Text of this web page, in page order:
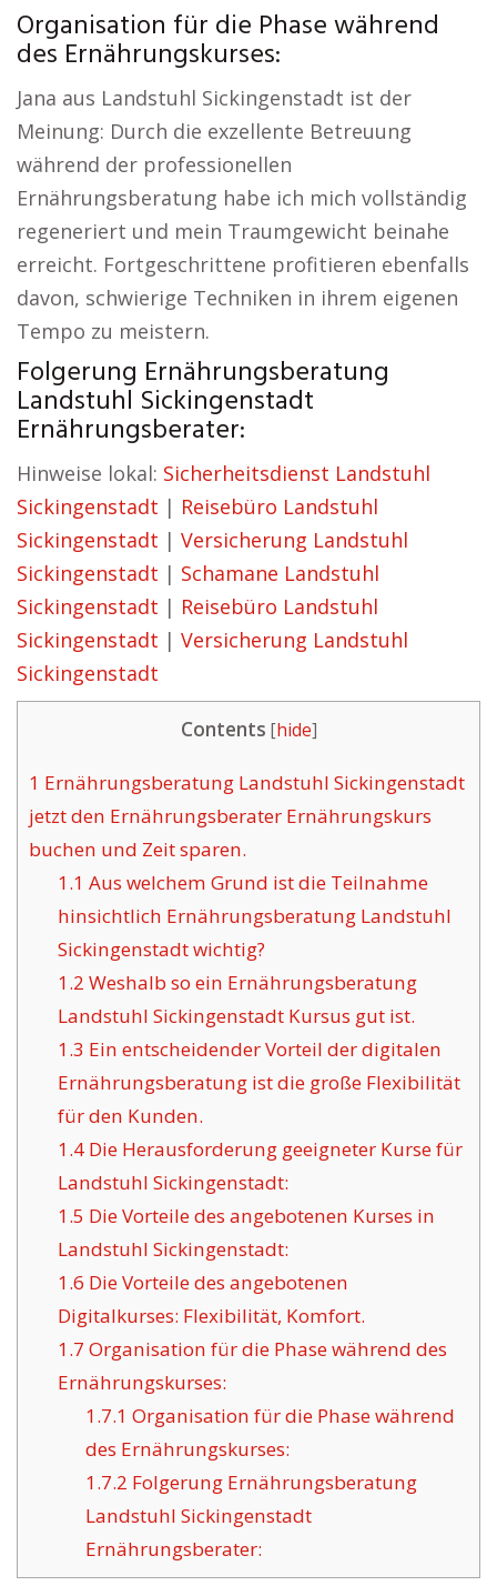
Organisation für die Phase während
des Ernährungskurses:
Jana aus Landstuhl Sickingenstadt ist der
Meinung: Durch die exzellente Betreuung
während der professionellen
Ernährungsberatung habe ich mich vollständig
regeneriert und mein Traumgewicht beinahe
erreicht. Fortgeschrittene profitieren ebenfalls
davon, schwierige Techniken in ihrem eigenen
Tempo zu meistern.
Folgerung Ernährungsberatung
Landstuhl Sickingenstadt
Ernährungsberater:
Hinweise lokal: Sicherheitsdienst Landstuhl
Sickingenstadt | Reisebüro Landstuhl
Sickingenstadt | Versicherung Landstuhl
Sickingenstadt | Schamane Landstuhl
Sickingenstadt | Reisebüro Landstuhl
Sickingenstadt | Versicherung Landstuhl
Sickingenstadt
Contents [hide]
1 Ernährungsberatung Landstuhl Sickingenstadt
jetzt den Ernährungsberater Ernährungskurs
buchen und Zeit sparen.
1.1 Aus welchem Grund ist die Teilnahme
hinsichtlich Ernährungsberatung Landstuhl
Sickingenstadt wichtig?
1.2 Weshalb so ein Ernährungsberatung
Landstuhl Sickingenstadt Kursus gut ist.
1.3 Ein entscheidender Vorteil der digitalen
Ernährungsberatung ist die große Flexibilität
für den Kunden.
1.4Die Herausforderung geeigneter Kurse für
Landstuhl Sickingenstadt:
1.5 Die Vorteile des angebotenen Kurses in
Landstuhl Sickingenstadt:
1.6 Die Vorteile des angebotenen
Digitalkurses: Flexibilität, Komfort.
1.7 Organisation für die Phase während des
Ernährungskurses:
1.7.1 Organisation für die Phase während
des Ernährungskurses:
1.7.2 Folgerung Ernährungsberatung
Landstuhl Sickingenstadt
Ernährungsberater: